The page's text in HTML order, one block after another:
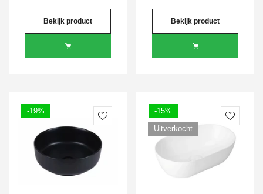
Bekijk product Bekijk product
-19%
-15%
Uitverkocht